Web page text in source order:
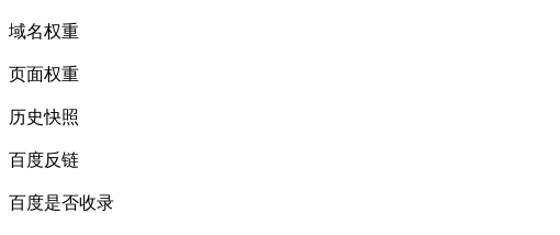
域名权重
页面权重
历史快照
百度反链
百度是否收录